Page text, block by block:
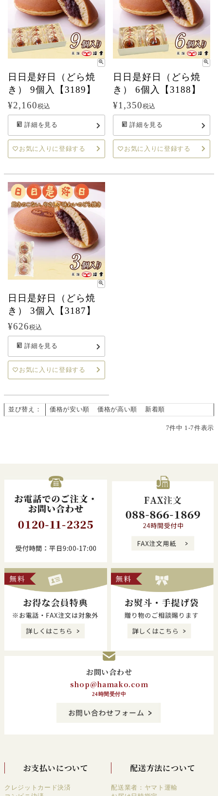
日日是好日（どら焼
き） 9個入【3189】
¥2,160税込
詳細を見る
お気に入りに登録する
日日是好日（どら焼
き） 6個入【3188】
¥1,350税込
詳細を見る
お気に入りに登録する
日日是好日（どら焼
き） 3個入【3187】
¥626税込
詳細を見る
お気に入りに登録する
並び替え 価格が安い順 価格が高い順 新着順
7件中 1-7件表示
お問い合わせ
shop@hamako.com
24時間受付中
お支払いについて
クレジットカード決済
配送方法について
配送業者：ヤマト運輸